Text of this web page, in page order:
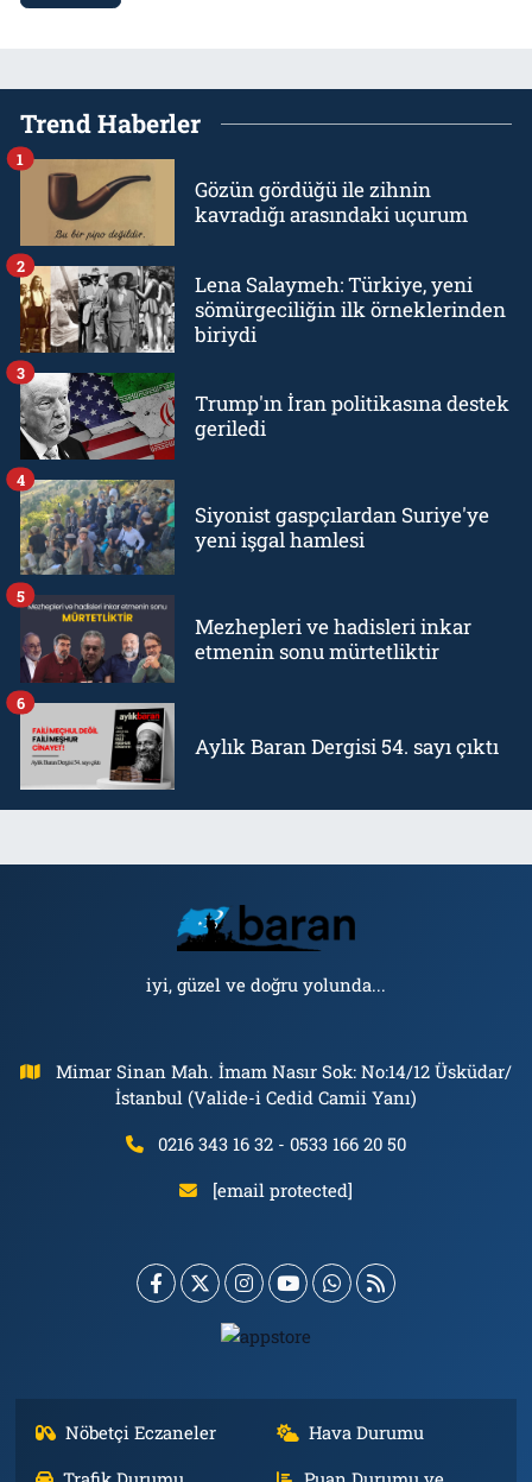
Trend Haberler
Gözün gördüğü ile zihnin
kavradığı arasındaki uçurum
1
Lena Salaymeh: Türkiye, yeni
sömürgeciliğin ilk örneklerinden
biriydi
2
Trump'ın İran politikasına destek
geriledi
3
Siyonist gaspçılardan Suriye'ye
yeni işgal hamlesi
4
Mezhepleri ve hadisleri inkar
etmenin sonu mürtetliktir
5
Aylık Baran Dergisi 54. sayı çıktı
6
iyi, güzel ve doğru yolunda...
Mimar Sinan Mah. İmam Nasır Sok: No:14/12 Üsküdar/
İstanbul (Valide-i Cedid Camii Yanı)
0216 343 16 32 - 0533 166 20 50
[email protected]
Nöbetçi Eczaneler
Hava Durumu